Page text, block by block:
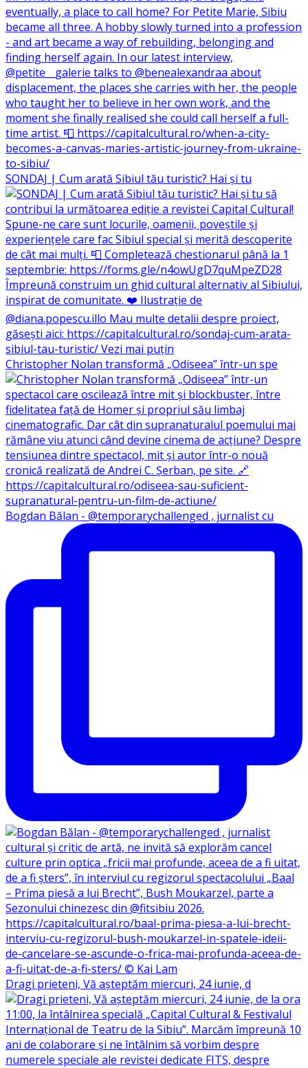
SONDAJ | Cum arată Sibiul tău turistic? Hai și tu
Christopher Nolan transformă „Odiseea” într-un spe
Bogdan Bălan - @temporarychallenged , jurnalist cu
Dragi prieteni, Vă așteptăm miercuri, 24 iunie, d